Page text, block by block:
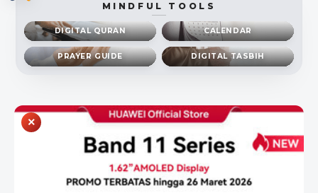
MINDFUL TOOLS
DIGITAL QURAN CALENDAR
PRAYER GUIDE DIGITAL TASBIH
×